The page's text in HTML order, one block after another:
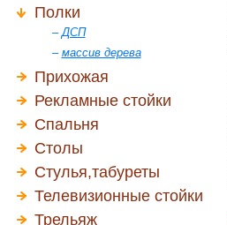
Полки
–ДСП
– массив дерева
Прихожая
Рекламные стойки
Спальня
Столы
Стулья,табуреты
Телевизионные стойки
Трельяж